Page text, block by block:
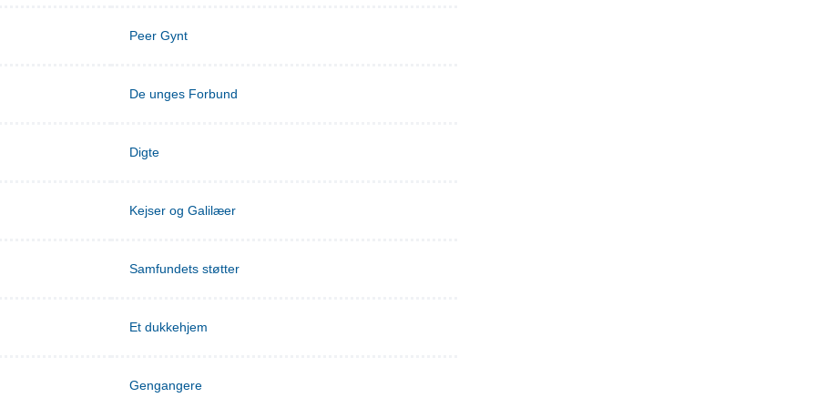
Peer Gynt
De unges Forbund
Digte
Kejser og Galilæer
Samfundets støtter
Et dukkehjem
Gengangere